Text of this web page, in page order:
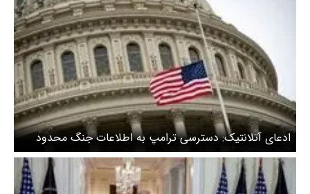
ادعای آتلانتیک: دسترسی ترامپ به اطلاعات جنگ محدود
شد